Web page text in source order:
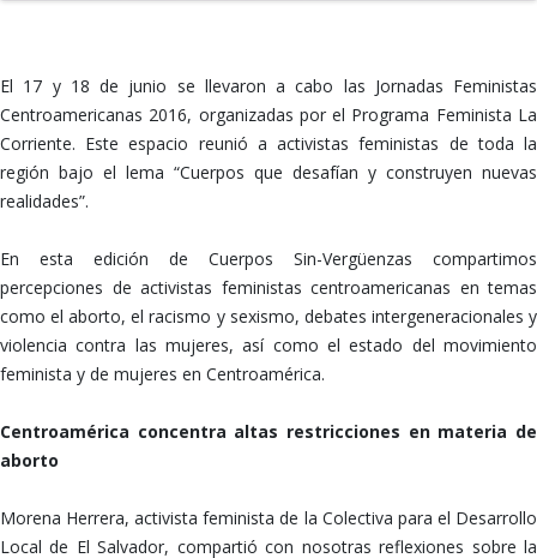
El 17 y 18 de junio se llevaron a cabo las Jornadas Feministas
Centroamericanas 2016, organizadas por el Programa Feminista La
Corriente. Este espacio reunió a activistas feministas de toda la
región bajo el lema “Cuerpos que desafían y construyen nuevas
realidades”.
En esta edición de Cuerpos Sin-Vergüenzas compartimos
percepciones de activistas feministas centroamericanas en temas
como el aborto, el racismo y sexismo, debates intergeneracionales y
violencia contra las mujeres, así como el estado del movimiento
feminista y de mujeres en Centroamérica.
Centroamérica concentra altas restricciones en materia de
aborto
Morena Herrera, activista feminista de la Colectiva para el Desarrollo
Local de El Salvador, compartió con nosotras reflexiones sobre la